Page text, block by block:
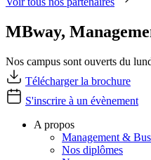
MBway,
Nos campus sont ouverts du
Télécharger la brochure
S'inscrire à un évènement
A propos
Management &
Nos diplômes